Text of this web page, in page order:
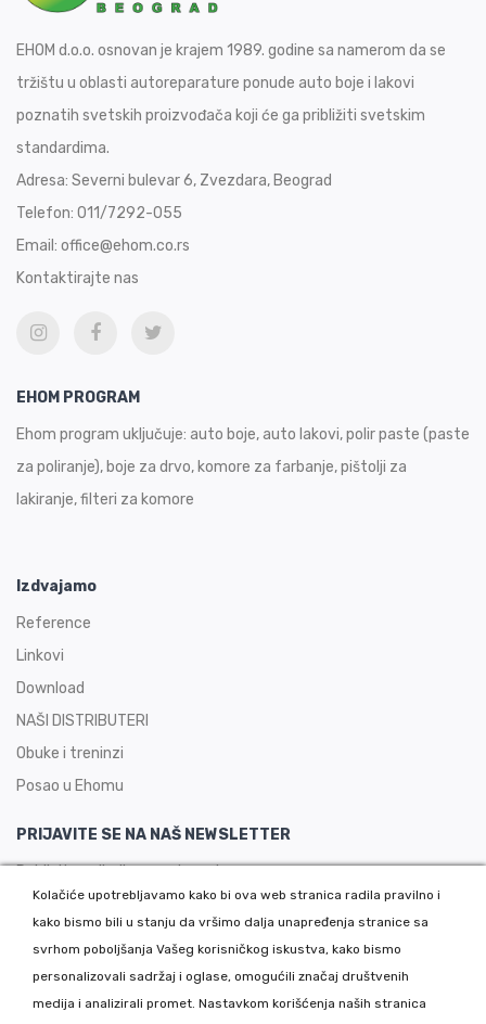
EHOM d.o.o. osnovan je krajem 1989. godine sa namerom da se
tržištu u oblasti autoreparature ponude auto boje i lakovi
poznatih svetskih proizvođača koji će ga približiti svetskim
standardima.
Adresa: Severni bulevar 6, Zvezdara, Beograd
Telefon: 011/7292-055
Email: office@ehom.co.rs
Kontaktirajte nas
EHOM PROGRAM
Ehom program uključuje: auto boje, auto lakovi, polir paste (paste
za poliranje), boje za drvo, komore za farbanje, pištolji za
lakiranje, filteri za komore
Izdvajamo
Reference
Linkovi
Download
NAŠI DISTRIBUTERI
Obuke i treninzi
Posao u Ehomu
PRIJAVITE SE NA NAŠ NEWSLETTER
Dobijajte najbolje ponude prvi.
Kolačiće upotrebljavamo kako bi ova web stranica radila pravilno i
kako bismo bili u stanju da vršimo dalja unapređenja stranice sa
svrhom poboljšanja Vašeg korisničkog iskustva, kako bismo
personalizovali sadržaj i oglase, omogućili značaj društvenih
medija i analizirali promet. Nastavkom korišćenja naših stranica